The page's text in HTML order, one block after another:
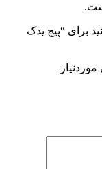
برای “پیچ یدک